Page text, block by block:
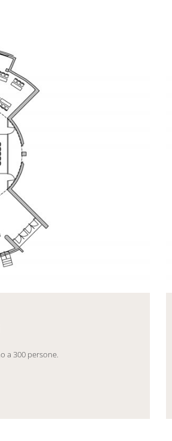
a 300 persone.